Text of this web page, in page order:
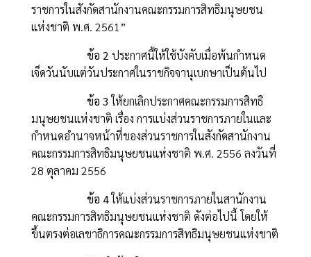
ราชการในสังกัดสานักงานคณะกรรมการสิทธิมนุษยชน
แห่งชาติ พ.ศ. 2561”
ข้อ 2 ประกาศนี้ให้ใช้บังคับเมื่อพ้นกำหนด
เจ็ดวันนับแต่วันประกาศในราชกิจจานุเบกษาเป็นต้นไป
ข้อ 3 ให้ยกเลิกประกาศคณะกรรมการสิทธิ
มนุษยชนแห่งชาติ เรื่อง การแบ่งส่วนราชการภายในและ
กำหนดอำนาจหน้าที่ของส่วนราชการในสังกัดสานักงาน
คณะกรรมการสิทธิมนุษยชนแห่งชาติ พ.ศ. 2556 ลงวันที่
28 ตุลาคม 2556
ข้อ 4ให้แบ่งส่วนราชการภายในสานักงาน
คณะกรรมการสิทธิมนุษยชนแห่งชาติ ดังต่อไปนี้ โดยให้
ขึ้นตรงต่อเลขาธิการคณะกรรมการสิทธิมนุษยชนแห่งชาติ